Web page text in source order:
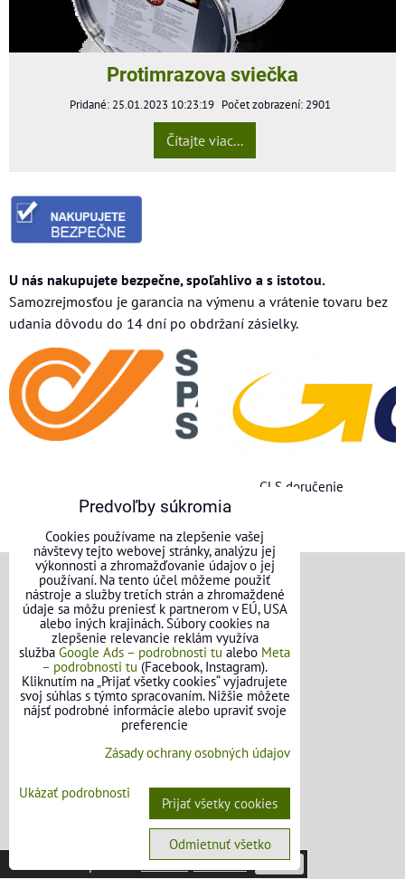
Protimrazova sviečka
Pridané: 25.01.2023 10:23:19 Počet zobrazení: 2901
Čítajte viac...
U nás nakupujete bezpečne, spoľahlivo a s istotou.
Samozrejmosťou je garancia na výmenu a vrátenie tovaru bez
udania dôvodu do 14 dní po obdržaní zásielky.
GLS doručenie
VŠEOBECNÉ INFORMÁCIE
Obchodné podmienky pre osoby
Obchodné podmienky pre firmy
Ochrana osobných údajov
FAQ - Často kladené otázky
Predvoľby súkromia
Cookies používame na zlepšenie vašej
návštevy tejto webovej stránky, analýzu jej
výkonnosti a zhromažďovanie údajov o jej
používaní. Na tento účel môžeme použiť
nástroje a služby tretích strán a zhromaždené
údaje sa môžu preniesť k partnerom v EÚ, USA
alebo iných krajinách. Súbory cookies na
zlepšenie relevancie reklám využíva
služba Google Ads – podrobnosti tu alebo Meta
– podrobnosti tu (Facebook, Instagram).
Kliknutím na „Prijať všetky cookies“ vyjadrujete
svoj súhlas s týmto spracovaním. Nižšie môžete
nájsť podrobné informácie alebo upraviť svoje
preferencie
Zásady ochrany osobných údajov
Ukázať podrobnosti
Prijať všetky cookies
Odmietnuť všetko
Táto stránka používa cookies.Viac info Potvrdiť